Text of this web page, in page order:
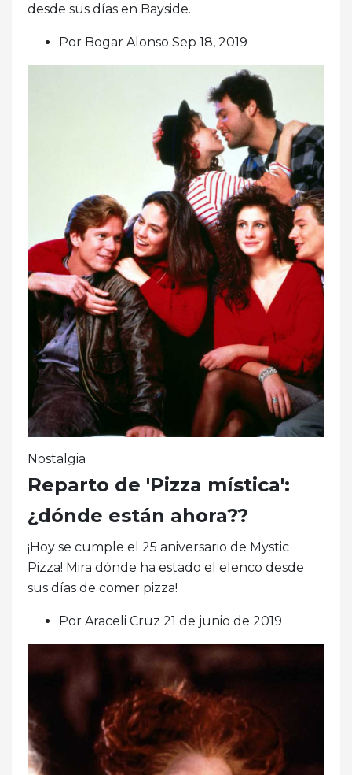
desde sus días en Bayside.
Por Bogar Alonso Sep 18, 2019
Nostalgia
Reparto de 'Pizza mística':
¿dónde están ahora??
¡Hoy se cumple el 25 aniversario de Mystic
Pizza! Mira dónde ha estado el elenco desde
sus días de comer pizza!
Por Araceli Cruz 21 de junio de 2019